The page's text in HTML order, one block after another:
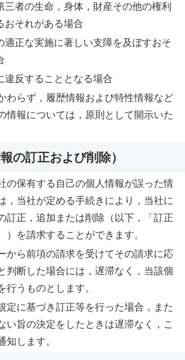
三者の生命，身体，財産その他の権利
おそれがある場合
適正な実施に著しい支障を及ぼすおそ
違反することとなる場合
わらず，履歴情報および特性情報など
情報については，原則として開示いた
の訂正および削除）
の保有する自己の個人情報が誤った情
，当社が定める手続きにより，当社に
訂正，追加または削除（以下，「訂正
）を請求することができます。
から前項の請求を受けてその請求に応
判断した場合には，遅滞なく，当該個
行うものとします。
定に基づき訂正等を行った場合，また
い旨の決定をしたときは遅滞なく，こ
知します。